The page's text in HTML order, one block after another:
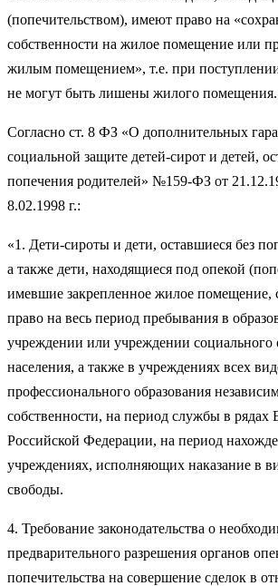
(попечительством), имеют право на
собственности на жилое помещение или
жилым помещением», т.е. при
не могут быть лишены жилого помещения.
Согласно ст. 8 ФЗ «О дополнительных
социальной защите детей-сирот и детей,
попечения родителей» №159-ФЗ от
8.02.1998 г.:
«1. Дети-сироты и дети, оставшиеся без
а также дети, находящиеся под опекой
имевшие закрепленное жилое помещение,
право на весь период пребывания в
учреждении или учреждении социального
населения, а также в учреждениях всех
профессионального образования
собственности, на период службы в
Российской Федерации, на период
учреждениях, исполняющих наказание в
свободы.
4. Требование законодательства о
предварительного разрешения органов
попечительства на совершение сделок в